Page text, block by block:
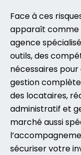
Face à ces
apparaît comme
agence
outils, des
nécessaires
gestion
des locataires,
administratif et
marché aussi
sécuriser votre